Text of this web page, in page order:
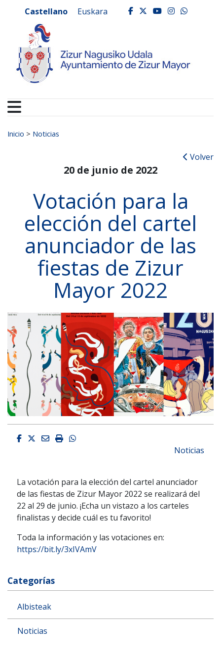
Ayuntamiento de
Castellano Euskara facebook
twitter
youtube
Buscar:
Inicio > Noticias
Volver
20 de junio de 2022
Votación para la
elección del cartel
anunciador de las
fiestas de Zizur
Mayor 2022
Facebook
Twitter
EmailImprimirWhatsapp
Noticias
La votación para la elección del cartel anunciador
de las fiestas de Zizur Mayor 2022 se realizará del
22 al 29 de junio. ¡Echa un vistazo a los carteles
finalistas y decide cuál es tu favorito!
Toda la información y las votaciones en:
https://bit.ly/3xIVAmV
Categorías
Albisteak
Noticias